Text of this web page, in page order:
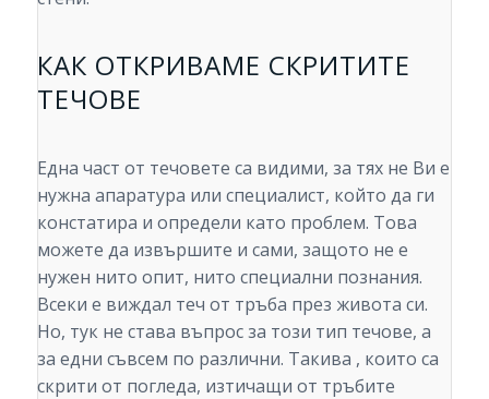
КАК ОТКРИВАМЕ СКРИТИТЕ
ТЕЧОВЕ
Една част от течовете са видими, за тях не Ви е
нужна апаратура или специалист, който да ги
констатира и определи като проблем. Това
можете да извършите и сами, защото не е
нужен нито опит, нито специални познания.
Всеки е виждал теч от тръба през живота си.
Но, тук не става въпрос за този тип течове, а
за едни съвсем по различни. Такива , които са
скрити от погледа, изтичащи от тръбите